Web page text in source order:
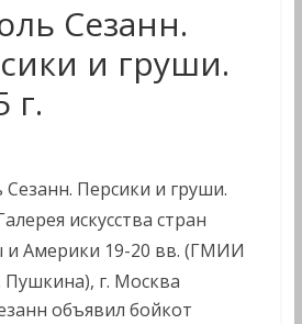
Сезанн.
и груши.
г.
Персики и груши.
искусства стран
и Америки 19-20 вв. (ГМИИ
Пушкина), г. Москва
объявил бойкот